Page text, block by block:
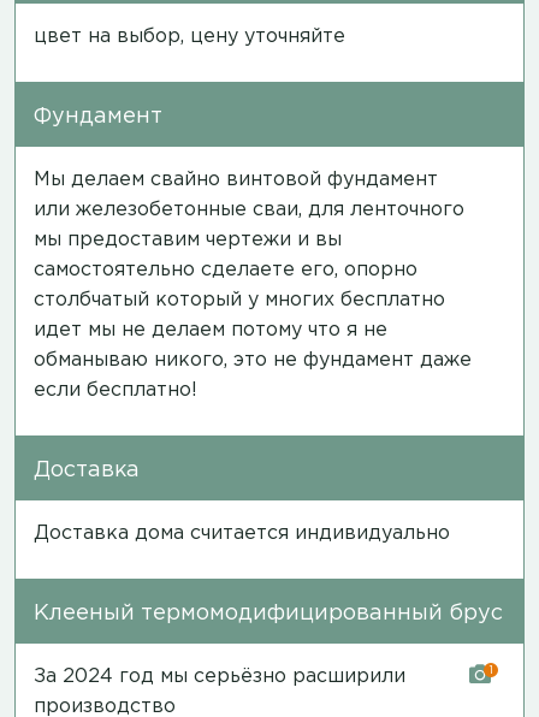
цвет на выбор, цену уточняйте
Фундамент
Мы делаем свайно винтовой фундамент
или железобетонные сваи, для ленточного
мы предоставим чертежи и вы
самостоятельно сделаете его, опорно
столбчатый который у многих бесплатно
идет мы не делаем потому что я не
обманываю никого, это не фундамент даже
если бесплатно!
Доставка
Доставка дома считается индивидуально
Клееный термомодифицированный брус
За 2024 год мы серьёзно расширили
производство
1